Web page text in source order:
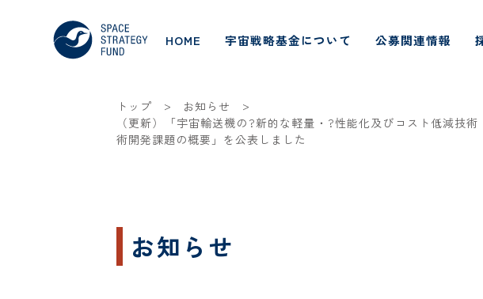
HOME 宇宙戦略基金について 公募関連情報
トップ > お知らせ >
（更新）「宇宙輸送機の?新的な軽量・?性能化及びコスト低減
術開発課題の概要」を公表しました
お知らせ